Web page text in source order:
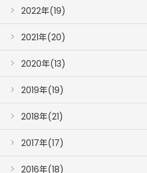
2022年(19)
2021年(20)
2020年(13)
2019年(19)
2018年(21)
2017年(17)
2016年(18)